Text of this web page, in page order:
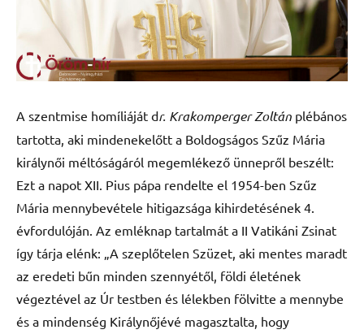
A szentmise homíliáját dr. Krakomperger Zoltán plébános
tartotta, aki mindenekelőtt a Boldogságos Szűz Mária
királynői méltóságáról megemlékező ünnepről beszélt:
Ezt a napot XII. Pius pápa rendelte el 1954-ben Szűz
Mária mennybevétele hitigazsága kihirdetésének 4.
évfordulóján. Az emléknap tartalmát a II Vatikáni Zsinat
így tárja elénk: „A szeplőtelen Szüzet, aki mentes maradt
az eredeti bűn minden szennyétől, földi életének
végeztével az Úr testben és lélekben fölvitte a mennybe
és a mindenség Királynőjévé magasztalta, hogy